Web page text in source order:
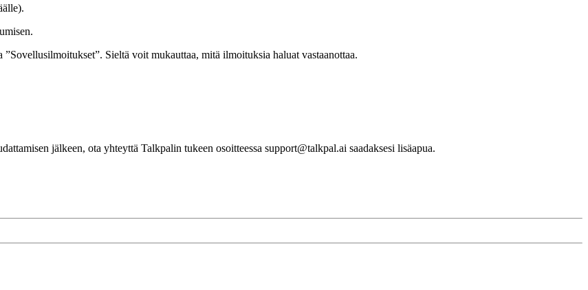
Sieltä voit mukauttaa, mitä ilmoituksia haluat vastaanottaa.
jälkeen, ota yhteyttä Talkpalin tukeen osoitteessa support@talkpal.ai saadaksesi lisäapua.